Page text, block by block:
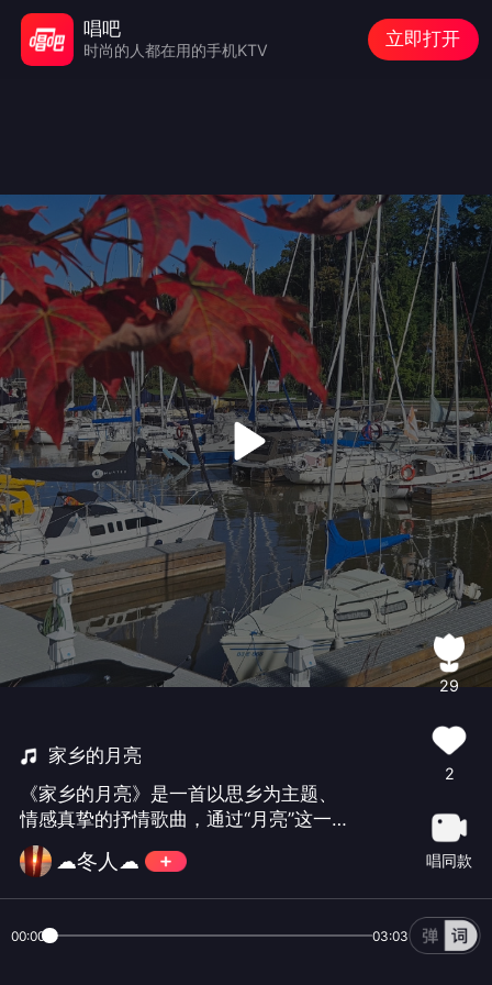
家乡的月亮
《家乡的月亮》是一首以思乡为主题、
情感真挚的抒情歌曲‌，通过“月亮”这一经
典意象，表达了游子对故乡和亲人的深
切思念。不同版本由多位歌手演绎，风
格各异，但均以温暖、深情的旋律打动
☁冬人☁
29
2
唱同款
00:00 03:03
唱吧
时尚的人都在用的手机KTV
立即打开